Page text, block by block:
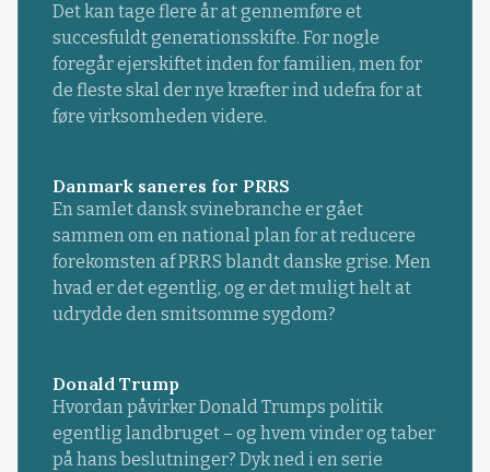
Det kan tage flere år at gennemføre et
succesfuldt generationsskifte. For nogle
foregår ejerskiftet inden for familien, men for
de fleste skal der nye kræfter ind udefra for at
føre virksomheden videre.
Danmark saneres for PRRS
En samlet dansk svinebranche er gået
sammen om en national plan for at reducere
forekomsten af PRRS blandt danske grise. Men
hvad er det egentlig, og er det muligt helt at
udrydde den smitsomme sygdom?
Donald Trump
Hvordan påvirker Donald Trumps politik
egentlig landbruget – og hvem vinder og taber
på hans beslutninger? Dyk ned i en serie